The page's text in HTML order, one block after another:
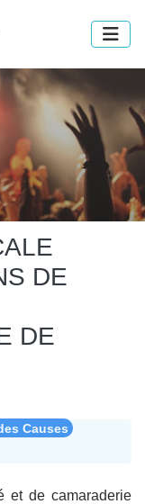
DE
DE
Causes
et de camaraderie